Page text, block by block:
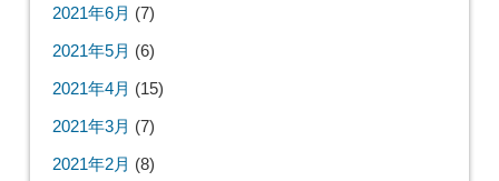
2021年6月 (7)
2021年5月 (6)
2021年4月 (15)
2021年3月 (7)
2021年2月 (8)